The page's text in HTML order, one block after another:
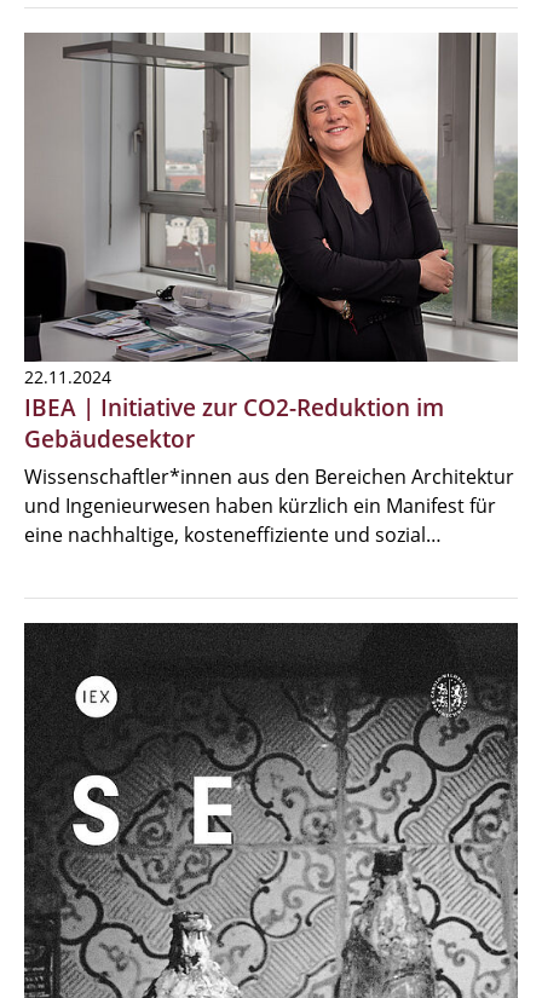
22.11.2024
IBEA | Initiative zur CO2-Reduktion im
Gebäudesektor
Wissenschaftler*innen aus den Bereichen Architektur
und Ingenieurwesen haben kürzlich ein Manifest für
eine nachhaltige, kosteneffiziente und sozial…